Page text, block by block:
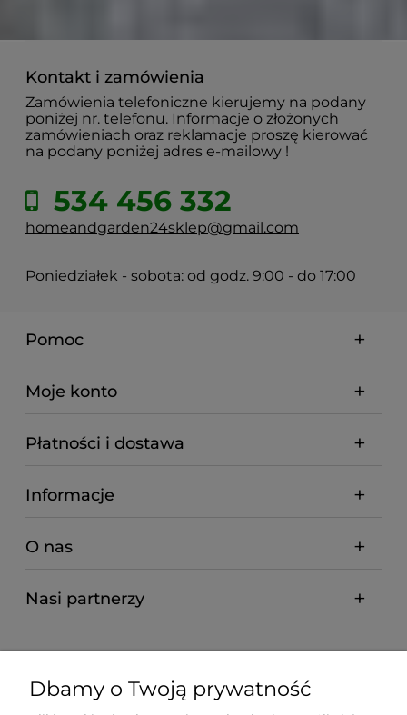
Kontakt i zamówienia
Zamówienia telefoniczne kierujemy na podany
poniżej nr. telefonu. Informacje o złożonych
zamówieniach oraz reklamacje proszę kierować
na podany poniżej adres e-mailowy !
534 456 332
homeandgarden24sklep@gmail.com
Poniedziałek - sobota: od godz. 9:00 - do 17:00
Pomoc
Moje konto
Płatności i dostawa
Informacje
O nas
Nasi partnerzy
Dbamy o Twoją prywatność